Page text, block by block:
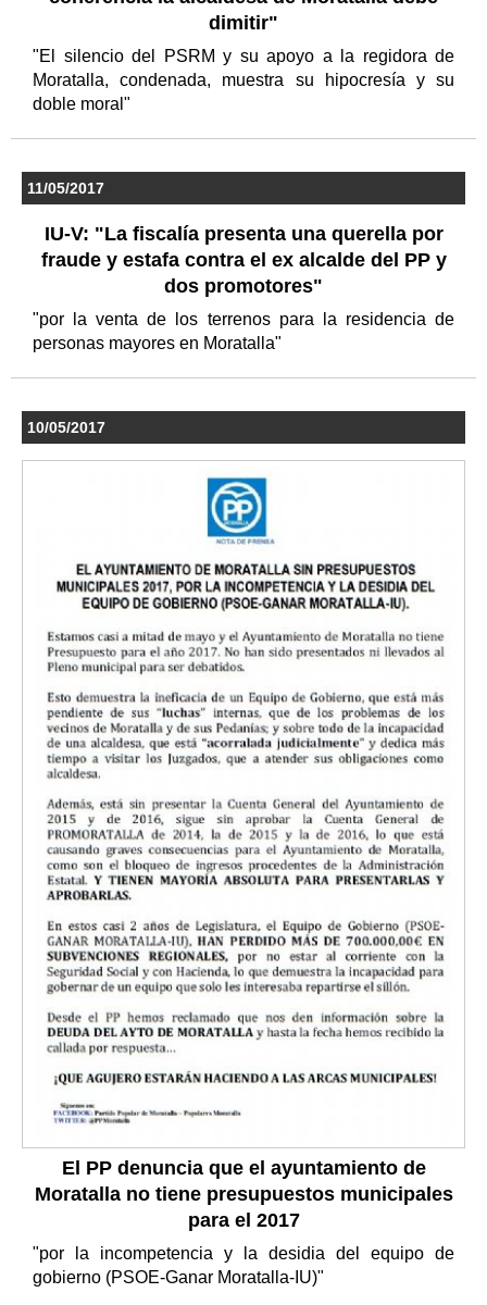
dimitir"
"El silencio del PSRM y su apoyo a la regidora de
Moratalla, condenada, muestra su hipocresía y su
doble moral"
11/05/2017
IU-V: "La fiscalía presenta una querella por
fraude y estafa contra el ex alcalde del PP y
dos promotores"
"por la venta de los terrenos para la residencia de
personas mayores en Moratalla"
10/05/2017
El PP denuncia que el ayuntamiento de
Moratalla no tiene presupuestos municipales
para el 2017
"por la incompetencia y la desidia del equipo de
gobierno (PSOE-Ganar Moratalla-IU)"